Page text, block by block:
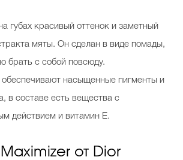
губах красивый оттенок и заметный
мяты. Он сделан в виде помады,
брать с собой повсюду.
обеспечивают насыщенные пигменты и
в составе есть вещества с
действием и витамин Е.
от Dior